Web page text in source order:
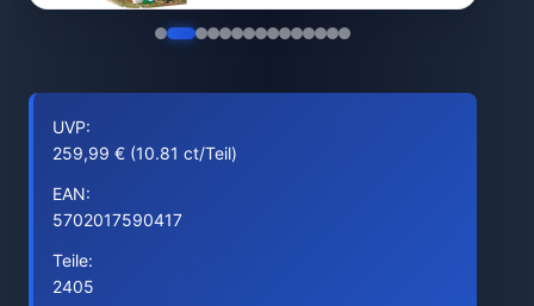
UVP:
259,99 € (10.81 ct/Teil)
EAN:
5702017590417
Teile:
2405